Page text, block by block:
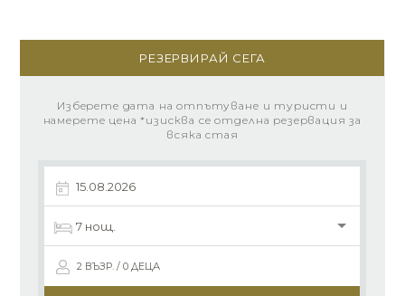
РЕЗЕРВИРАЙ СЕГА
Изберете дата на отпътуване и туристи и
намерете цена *изисква се отделна резервация за
всяка стая
2 ВЪЗР. / 0 ДЕЦА